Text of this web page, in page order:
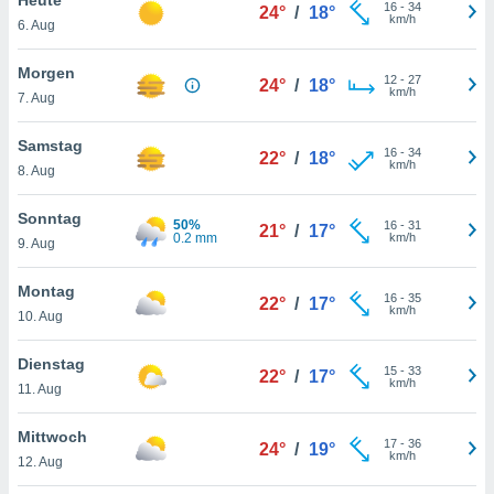
oder
Partner
es uns
das
der
Profil zu
Ihnen
finden
. Sie
jederzeit
Rand
6. Aug
24° / 18° 16- 34
km/h
Morgen
7. Aug
24° / 18° 12- 27
km/h
Samstag
8. Aug
22° / 18° 16- 34
km/h
Sonntag
9. Aug
50%
0.2 mm
21° / 17° 16- 31
km/h
Montag
10. Aug
22° / 17° 16- 35
km/h
Dienstag
11. Aug
22° / 17° 15- 33
km/h
Mittwoch
12. Aug
24° / 19° 17- 36
km/h